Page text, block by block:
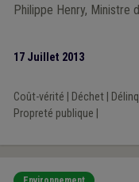
Philippe Henry, Ministre
17 Juillet 2013
Coût-vérité Déchet|
Propreté publique